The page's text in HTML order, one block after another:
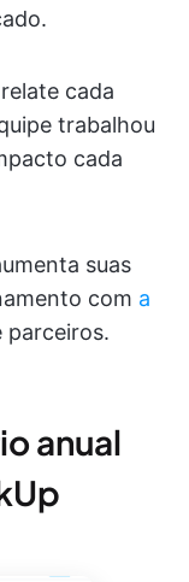
cada
trabalhou
cada
suas
com a
parceiros.
anual